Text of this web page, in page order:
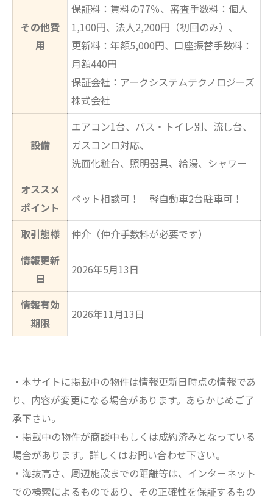
その他費
用
保証料：賃料の77％、審査手数料：個人
1,100円、法人2,200円（初回のみ）、
更新料：年額5,000円、口座振替手数料：
月額440円
保証会社：アークシステムテクノロジーズ
株式会社
設備
エアコン1台、バス・トイレ別、流し台、
ガスコンロ対応、
洗面化粧台、照明器具、給湯、シャワー
オススメ
ポイント
ペット相談可！ 軽自動車2台駐車可！
取引態様
仲介（仲介手数料が必要です）
情報更新
日
2026年5月13日
情報有効
期限
2026年11月13日
・本サイトに掲載中の物件は情報更新日時点の情報であ
り、内容が変更になる場合があります。あらかじめご了
承下さい。
・掲載中の物件が商談中もしくは成約済みとなっている
場合があります。詳しくはお問い合わせ下さい。
・海抜高さ、周辺施設までの距離等は、インターネット
での検索によるものであり、その正確性を保証するもの